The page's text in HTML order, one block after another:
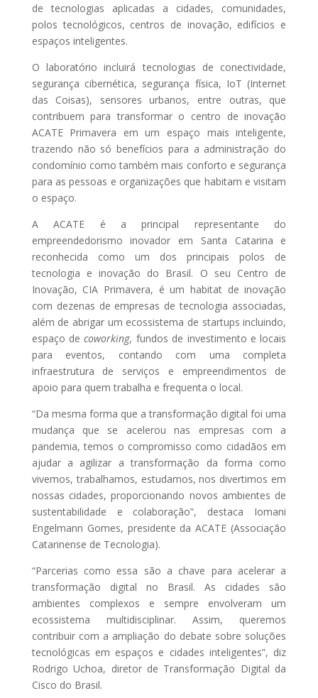
de tecnologias aplicadas a cidades, comunidades,
polos tecnológicos, centros de inovação, edifícios e
espaços inteligentes.
O laboratório incluirá tecnologias de conectividade,
segurança cibernética, segurança física, IoT (Internet
das Coisas), sensores urbanos, entre outras, que
contribuem para transformar o centro de inovação
ACATE Primavera em um espaço mais inteligente,
trazendo não só benefícios para a administração do
condomínio como também mais conforto e segurança
para as pessoas e organizações que habitam e visitam
o espaço.
A ACATE é a principal representante do
empreendedorismo inovador em Santa Catarina e
reconhecida como um dos principais polos de
tecnologia e inovação do Brasil. O seu Centro de
Inovação, CIA Primavera, é um habitat de inovação
com dezenas de empresas de tecnologia associadas,
além de abrigar um ecossistema de startups incluindo,
espaço decoworking, fundos de investimento e locais
para eventos, contando com uma completa
infraestrutura de serviços e empreendimentos de
apoio para quem trabalha e frequenta o local.
“Da mesma forma que a transformação digital foi uma
mudança que se acelerou nas empresas com a
pandemia, temos o compromisso como cidadãos em
ajudar a agilizar a transformação da forma como
vivemos, trabalhamos, estudamos, nos divertimos em
nossas cidades, proporcionando novos ambientes de
sustentabilidade e colaboração”, destaca Iomani
Engelmann Gomes, presidente da ACATE (Associação
Catarinense de Tecnologia).
“Parcerias como essa são a chave para acelerar a
transformação digital no Brasil. As cidades são
ambientes complexos e sempre envolveram um
ecossistema multidisciplinar. Assim, queremos
contribuir com a ampliação do debate sobre soluções
tecnológicas em espaços e cidades inteligentes”, diz
Rodrigo Uchoa, diretor de Transformação Digital da
Cisco do Brasil.